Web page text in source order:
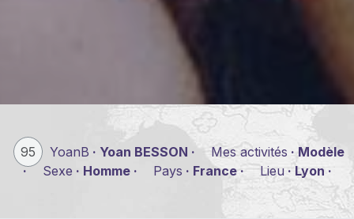
95 YoanB · Yoan BESSON · Mes activités · Modèle
·
Sexe · Homme · Pays · France · Lieu· Lyon ·